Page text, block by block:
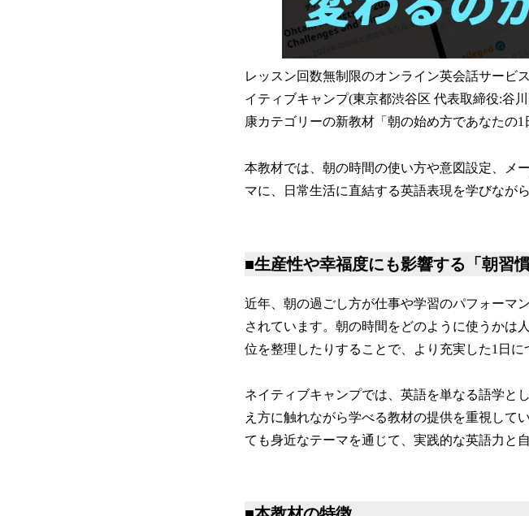
レッスン回数無制限のオンライン英会話サービ
イティブキャンプ(東京都渋谷区 代表取締役:谷
康カテゴリーの新教材「朝の始め方であなたの
本教材では、朝の時間の使い方や意図設定、メ
マに、日常生活に直結する英語表現を学びなが
■生産性や幸福度にも影響する「朝習
近年、朝の過ごし方が仕事や学習のパフォーマ
されています。朝の時間をどのように使うかは
位を整理したりすることで、より充実した1日に
ネイティブキャンプでは、英語を単なる語学と
え方に触れながら学べる教材の提供を重視して
ても身近なテーマを通じて、実践的な英語力と